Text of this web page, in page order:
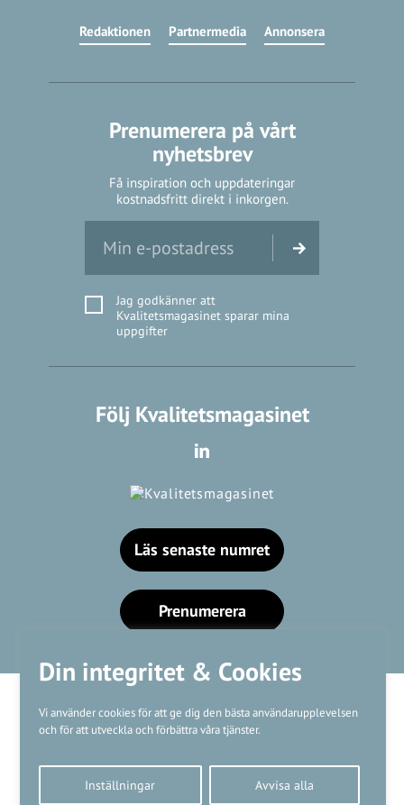
Din integritet & Cookies
Vi använder cookies för att ge dig den bästa användarupplevelsen
och för att utveckla och förbättra våra tjänster.
Inställningar Avvisa alla
Redaktionen Partnermedia Annonsera
Prenumerera på vårt
nyhetsbrev
Få inspiration och uppdateringar
kostnadsfritt direkt i inkorgen.
Jag godkänner att
Kvalitetsmagasinet sparar mina
uppgifter
Följ Kvalitetsmagasinet
Läs senaste numret
Prenumerera
Kundtjänst